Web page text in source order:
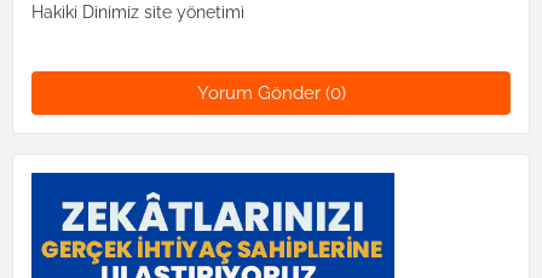
Hakiki Dinimiz site yönetimi
Yorum Gönder (0)